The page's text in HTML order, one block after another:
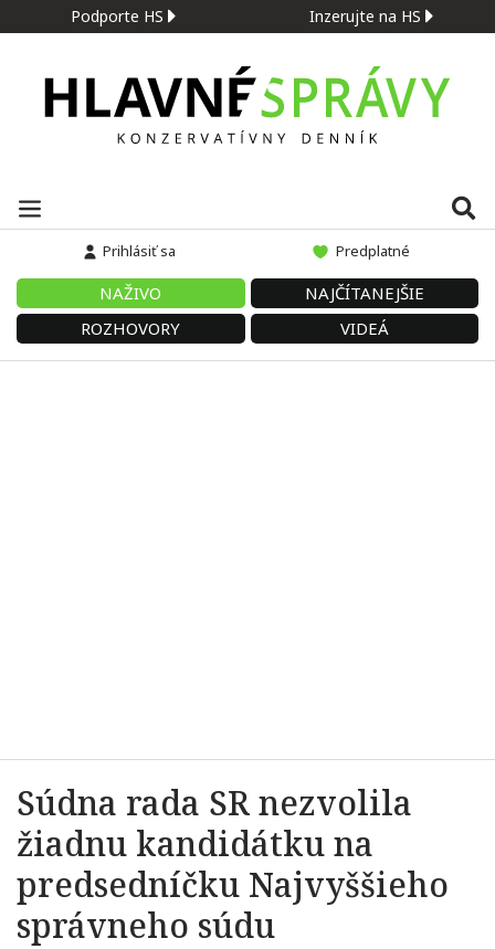
Podporte HS Inzerujte na HS
Prihlásiť sa Predplatné
NAŽIVO
NAJČÍTANEJŠIE
ROZHOVORY
VIDEÁ
Súdna rada SR nezvolila
žiadnu kandidátku na
predsedníčku Najvyššieho
správneho súdu